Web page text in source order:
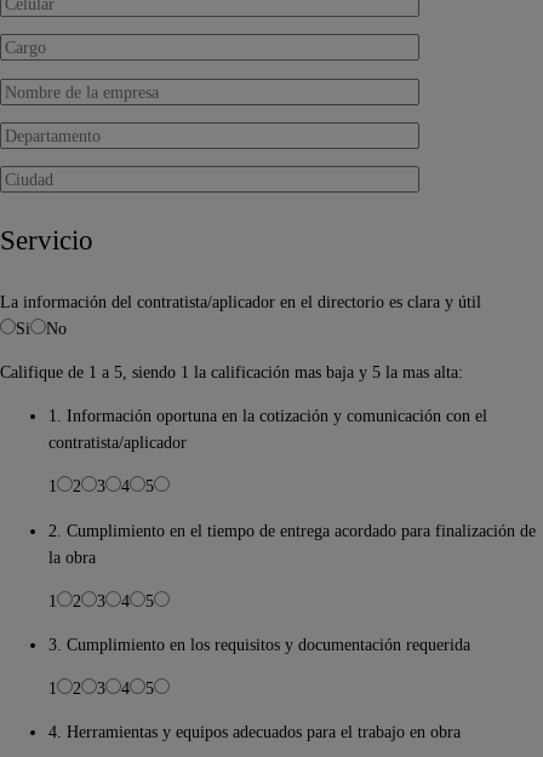
Servicio
La información del contratista/aplicador en el directorio es clara y útil
Si
No
Califique de 1 a 5, siendo 1 la calificación mas baja y 5 la mas alta:
1. Información oportuna en la cotización y comunicación con el
contratista/aplicador
1 2 3 4 5
2. Cumplimiento en el tiempo de entrega acordado para finalización de
la obra
1 2 3 4 5
3. Cumplimiento en los requisitos y documentación requerida
1 2 3 4 5
4. Herramientas y equipos adecuados para el trabajo en obra